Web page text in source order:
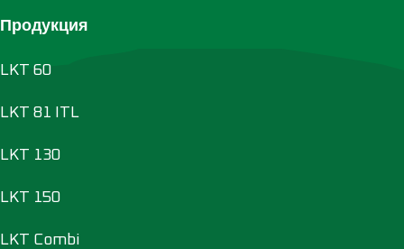
Продукция
LKT 60
LKT 81 ITL
LKT 130
LKT 150
LKT Combi